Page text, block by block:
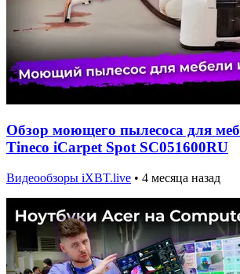
Обзор моющего пылесоса для
Tineco iCarpet Spot SC051600RU
Видеообзоры iXBT.live • 4 месяца назад